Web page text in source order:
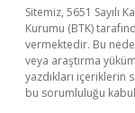
Sitemiz, 5651 Sayılı
Kurumu (BTK)
vermektedir. Bu
veya araştırma
yazdıkları içeriklerin
bu sorumluluğu